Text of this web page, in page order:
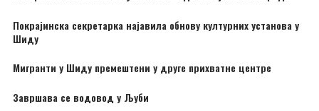
Покрајинска секретарка најавила обнову културних установа у
Шиду
Мигранти у Шиду премештени у друге прихватне центре
Завршава се водовод у Љуби